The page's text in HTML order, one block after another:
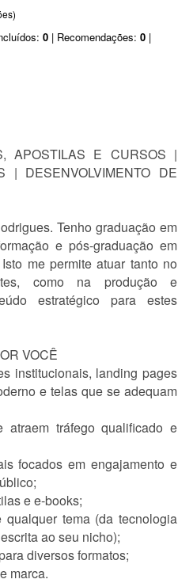
0 | Recomendações: 0 |
APOSTILAS E CURSOS |
| DESENVOLVIMENTO DE
Tenho graduação em
e pós-graduação em
me permite atuar tanto no
como na produção e
estratégico para estes
VOCÊ
institucionais, landing pages
e telas que se adequam
tráfego qualificado e
focados em engajamento e
e e-books;
tema (da tecnologia
ao seu nicho);
diversos formatos;
marca.